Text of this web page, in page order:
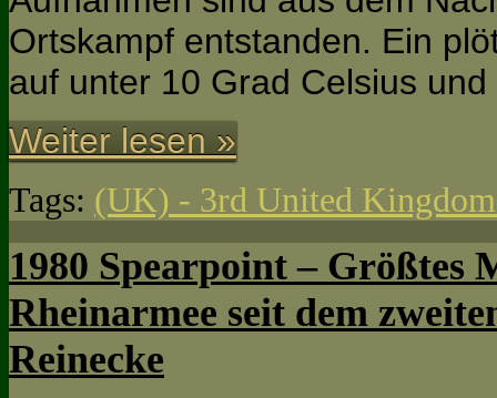
Ortskampf entstanden. Ein
auf unter 10 Grad Celsius
Weiter lesen »
Tags: (UK) - 3rd United
1980 Spearpoint – Größtes
Rheinarmee seit dem
Reinecke